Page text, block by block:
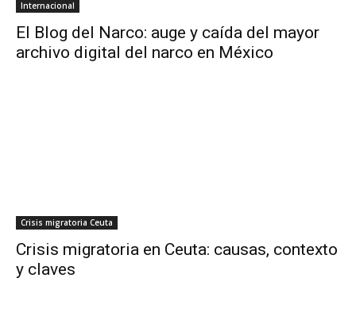
Internacional
El Blog del Narco: auge y caída del mayor
archivo digital del narco en México
Crisis migratoria Ceuta
Crisis migratoria en Ceuta: causas, contexto
y claves